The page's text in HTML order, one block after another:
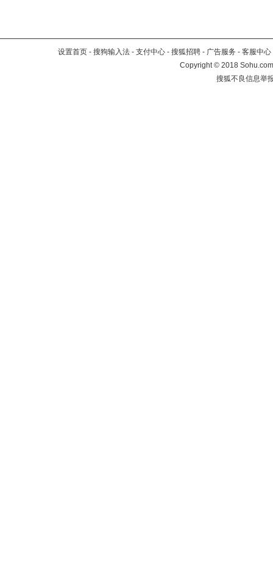
设置首页 - 搜狗输入法 - 支付中心 - 搜狐招聘 - 广告服务 - 客服中心
Copyright©2018
搜狐不良信息举